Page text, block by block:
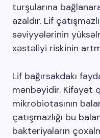
turşularına
azaldır. Lif
səviyyələrinin
xəstəliyi riskinin
Lif bağırsakdakı
mənbəyidir. Kifayət
mikrobiotasının
çatışmazlığı bu
bakteriyaların